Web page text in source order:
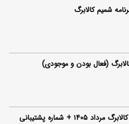
شمیم کالابرگ
(فعال بودن و موجودی)
+ شماره پشتیبانی